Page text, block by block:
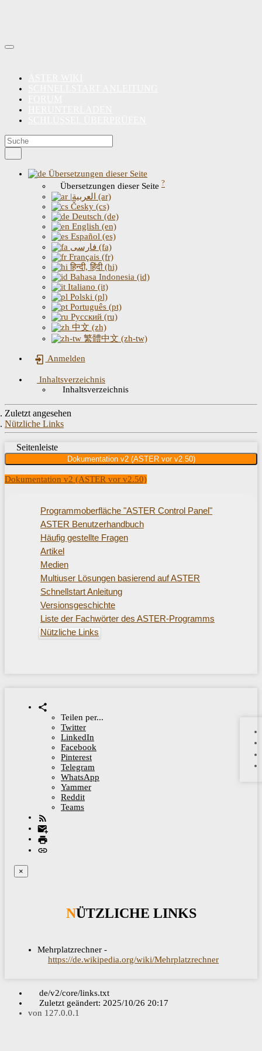
Übersetzungen dieser Seite
Übersetzungen dieser Seite ?
|العربية (ar)
Česky (cs)
Deutsch (de)
English (en)
Español (es)
فارسی (fa)
Français (fr)
हिन्दी, हिंदी (hi)
Bahasa Indonesia (id)
Italiano (it)
Polski (pl)
Português (pt)
Русский (ru)
中文 (zh)
繁體中文 (zh-tw)
Anmelden
Inhaltsverzeichnis
Inhaltsverzeichnis
Zuletzt angesehen
Nützliche Links
Seitenleiste
Dokumentation v2 (ASTER vor v2.50)
Dokumentation v2 (ASTER vor v2.50)
Programmoberfläche "ASTER Control Panel"
ASTER Benutzerhandbuch
Häufig gestellte Fragen
Artikel
Medien
Multiuser Lösungen basierend auf ASTER
Schnellstart Anleitung
Versionsgeschichte
Liste der Fachwörter des ASTER-Programms
Nützliche Links
Teilen per...
Twitter
LinkedIn
Facebook
Pinterest
Telegram
WhatsApp
Yammer
Reddit
Teams
×
NÜTZLICHE LINKS
Mehrplatzrechner -
https://de.wikipedia.org/wiki/Mehrplatzrechner
de/v2/core/links.txt
Zuletzt geändert: 2025/10/26 20:17
von 127.0.0.1